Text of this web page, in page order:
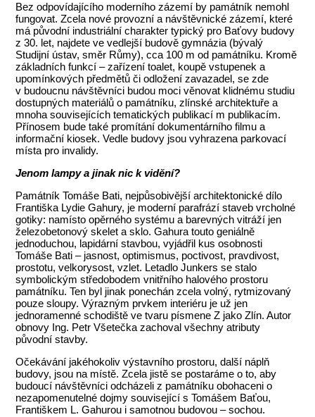
Bez odpovídajícího moderního zázemí by památník nemohl
fungovat. Zcela nové provozní a návštěvnické zázemí, které
má původní industriální charakter typický pro Baťovy budovy
z 30. let, najdete ve vedlejší budově gymnázia (bývalý
Studijní ústav, směr Růmy), cca 100 m od památníku. Kromě
základních funkcí – zařízení toalet, koupě vstupenek a
upomínkových předmětů či odložení zavazadel, se zde
v budoucnu návštěvníci budou moci věnovat klidnému studiu
dostupných materiálů o památníku, zlínské architektuře a
mnoha souvisejících tematických publikací m publikacím.
Přínosem bude také promítání dokumentárního filmu a
informační kiosek. Vedle budovy jsou vyhrazena parkovací
místa pro invalidy.
Jenom lampy a jinak nic k vidění?
Památník Tomáše Bati, nejpůsobivější architektonické dílo
Františka Lydie Gahury, je moderní parafrází staveb vrcholné
gotiky: namísto opěrného systému a barevných vitráží jen
železobetonový skelet a sklo. Gahura touto geniálně
jednoduchou, lapidární stavbou, vyjádřil kus osobnosti
Tomáše Bati – jasnost, optimismus, poctivost, pravdivost,
prostotu, velkorysost, vzlet. Letadlo Junkers se stalo
symbolickým středobodem vnitřního halového prostoru
památníku. Ten byl jinak ponechán zcela volný, rytmizovaný
pouze sloupy. Výrazným prvkem interiéru je už jen
jednoramenné schodiště ve tvaru písmene Z jako Zlín. Autor
obnovy Ing. Petr Všetečka zachoval všechny atributy
původní stavby.
Očekávání jakéhokoliv výstavního prostoru, další náplň
budovy, jsou na místě. Zcela jistě se postaráme o to, aby
budoucí návštěvníci odcházeli z památníku obohaceni o
nezapomenutelné dojmy související s Tomášem Baťou,
Františkem L. Gahurou i samotnou budovou – sochou.